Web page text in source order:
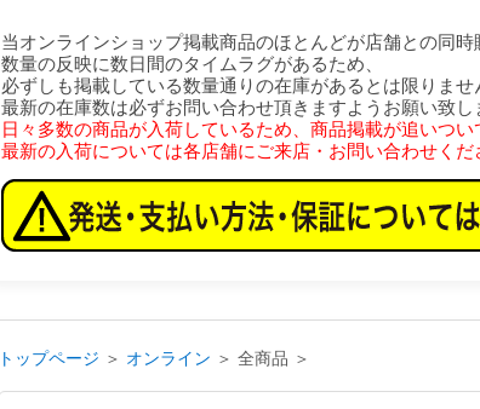
当オンラインショップ掲載商品のほとんどが店舗との同時
数量の反映に数日間のタイムラグがあるため、
必ずしも掲載している数量通りの在庫があるとは限りませ
最新の在庫数は必ずお問い合わせ頂きますようお願い致し
日々多数の商品が入荷しているため、商品掲載が追いつい
最新の入荷については各店舗にご来店・お問い合わせくだ
トップページ ＞ オンライン ＞ 全商品 ＞